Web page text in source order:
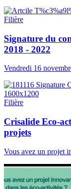
Filière
Signature du
2018 - 2022
Vendredi 16
Filière
Crisalide Eco-
projets
Vous avez un projet